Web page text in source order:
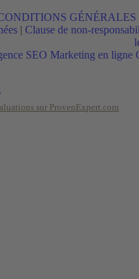
| Clause de non-
SEO Marketing en ligne
sur ProvenExpert.com